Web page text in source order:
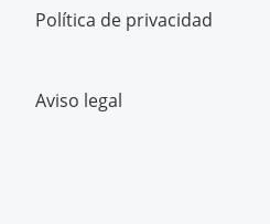
Política de privacidad
Aviso legal